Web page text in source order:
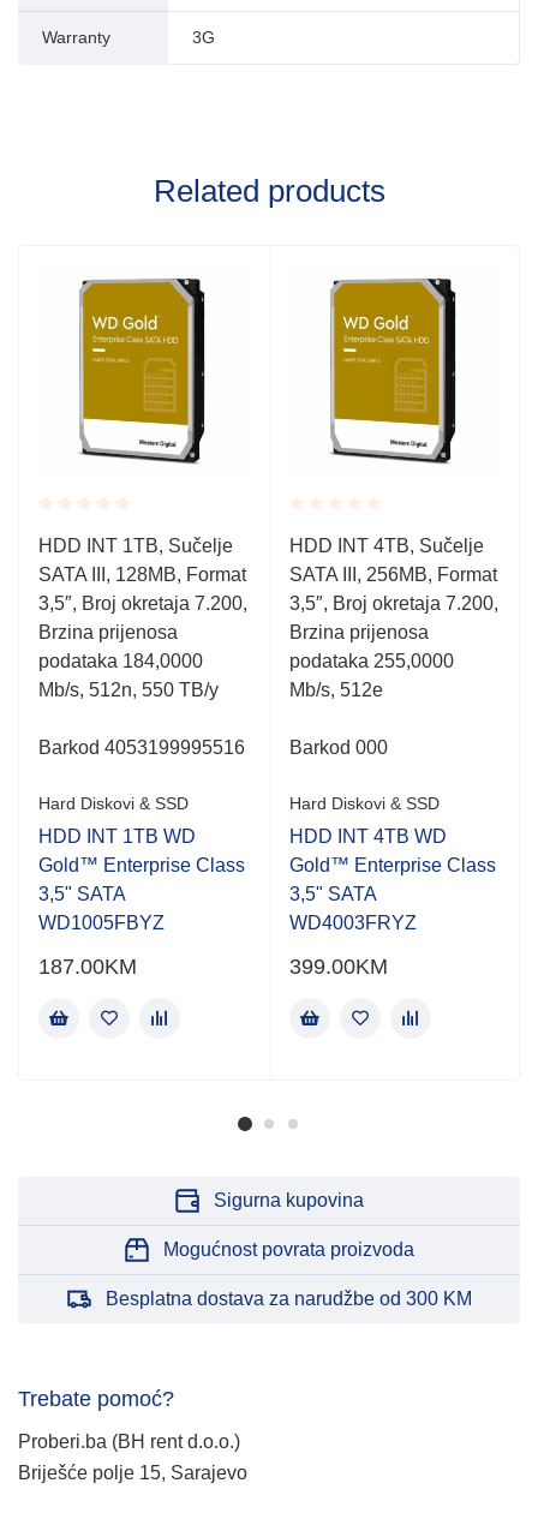
Warranty 3G
Related products
Rated
0.001
out
of
5
HDD INT 1TB, Sučelje
SATA III, 128MB, Format
3,5″, Broj okretaja 7.200,
Brzina prijenosa
podataka 184,0000
Mb/s, 512n, 550 TB/y
Barkod 4053199995516
Hard Diskovi & SSD
HDD INT 1TB WD
Gold™ Enterprise Class
3,5" SATA
WD1005FBYZ
187.00KM
Rated
0.001
out
of
5
HDD INT 4TB, Sučelje
SATA III, 256MB, Format
3,5″, Broj okretaja 7.200,
Brzina prijenosa
podataka 255,0000
Mb/s, 512e
Barkod 000
Hard Diskovi & SSD
HDD INT 4TB WD
Gold™ Enterprise Class
3,5" SATA
WD4003FRYZ
399.00KM
Sigurna kupovina
Mogućnost povrata proizvoda
Besplatna dostava za narudžbe od 300 KM
Trebate pomoć?
Proberi.ba (BH rent d.o.o.)
Briješće polje 15, Sarajevo